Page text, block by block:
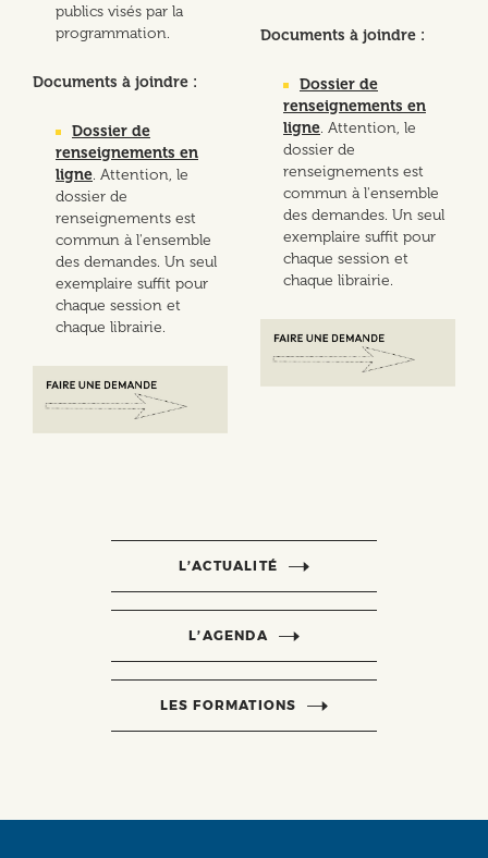
publics visés par la
programmation.
Documents à joindre :
Dossier de
renseignements en
ligne. Attention, le
dossier de
renseignements est
commun à l'ensemble
des demandes. Un seul
exemplaire suffit pour
chaque session et
chaque librairie.
Documents à joindre :
Dossier de
renseignements en
ligne. Attention, le
dossier de
renseignements est
commun à l'ensemble
des demandes. Un seul
exemplaire suffit pour
chaque session et
chaque librairie.
L’ACTUALITÉ
L’AGENDA
LES FORMATIONS